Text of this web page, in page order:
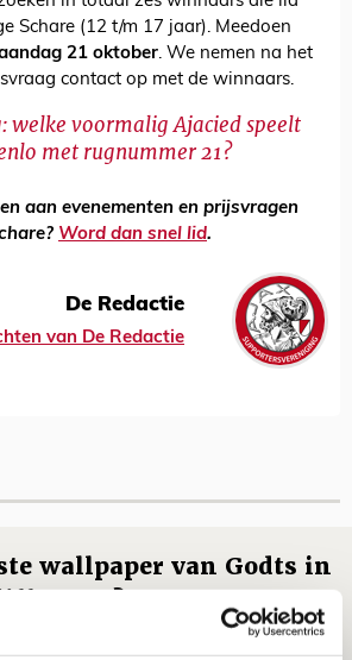
Schare (12 t/m 17 jaar). Meedoen
21 oktober. We nemen na het
contact op met de winnaars.
welke voormalig Ajacied speelt
met rugnummer 21?
aan evenementen en prijsvragen
Word dan snel lid.
De Redactie
van De Redactie
wallpaper van Godts in
Arena?